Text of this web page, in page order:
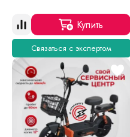
Купить
Связаться с экспертом